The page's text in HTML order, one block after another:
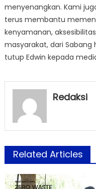
menyenangkan. Kami
terus membantu
kenyamanan,
masyarakat, dari Sabang
tutup Edwin kepada
Redaksi
Related Articles